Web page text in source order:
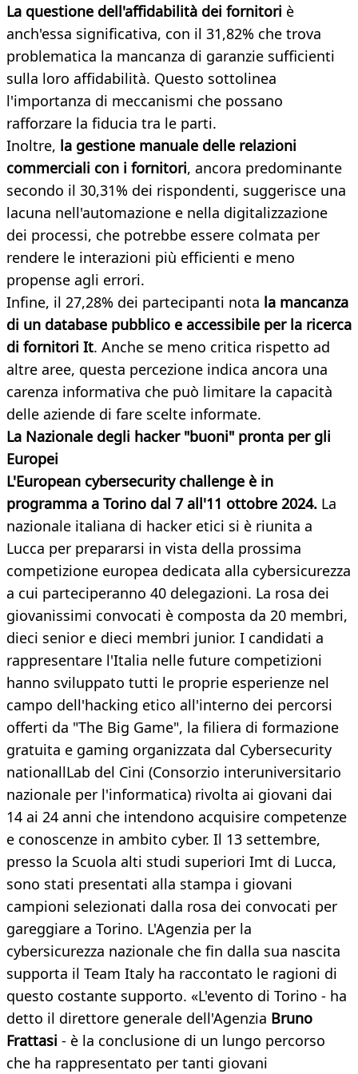
La questione dell'affidabilità dei fornitori è
anch'essa significativa, con il 31,82% che trova
problematica la mancanza di garanzie sufficienti
sulla loro affidabilità. Questo sottolinea
l'importanza di meccanismi che possano
rafforzare la fiducia tra le parti.
Inoltre, la gestione manuale delle relazioni
commerciali con i fornitori, ancora predominante
secondo il 30,31% dei rispondenti, suggerisce una
lacuna nell'automazione e nella digitalizzazione
dei processi, che potrebbe essere colmata per
rendere le interazioni più efficienti e meno
propense agli errori.
Infine, il 27,28% dei partecipanti nota la mancanza
di un database pubblico e accessibile per la ricerca
di fornitori It. Anche se meno critica rispetto ad
altre aree, questa percezione indica ancora una
carenza informativa che può limitare la capacità
delle aziende di fare scelte informate.
La Nazionale degli hacker "buoni" pronta per gli
Europei
L'European cybersecurity challenge è in
programma a Torino dal 7 all'11 ottobre 2024. La
nazionale italiana di hacker etici si è riunita a
Lucca per prepararsi in vista della prossima
competizione europea dedicata alla cybersicurezza
a cui parteciperanno 40 delegazioni. La rosa dei
giovanissimi convocati è composta da 20 membri,
dieci senior e dieci membri junior. I candidati a
rappresentare l'Italia nelle future competizioni
hanno sviluppato tutti le proprie esperienze nel
campo dell'hacking etico all'interno dei percorsi
offerti da "The Big Game", la filiera di formazione
gratuita e gaming organizzata dal Cybersecurity
nationallLab del Cini (Consorzio interuniversitario
nazionale per l'informatica) rivolta ai giovani dai
14 ai 24 anni che intendono acquisire competenze
e conoscenze in ambito cyber. Il 13 settembre,
presso la Scuola alti studi superiori Imt di Lucca,
sono stati presentati alla stampa i giovani
campioni selezionati dalla rosa dei convocati per
gareggiare a Torino. L'Agenzia per la
cybersicurezza nazionale che fin dalla sua nascita
supporta il Team Italy ha raccontato le ragioni di
questo costante supporto. «L'evento di Torino - ha
detto il direttore generale dell'Agenzia Bruno
Frattasi - è la conclusione di un lungo percorso
che ha rappresentato per tanti giovani